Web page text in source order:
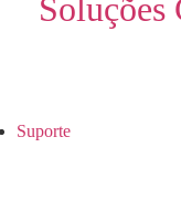
Soluções
Suporte